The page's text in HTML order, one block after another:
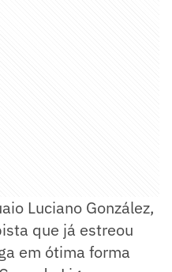
Luciano González,
que já estreou
em ótima forma